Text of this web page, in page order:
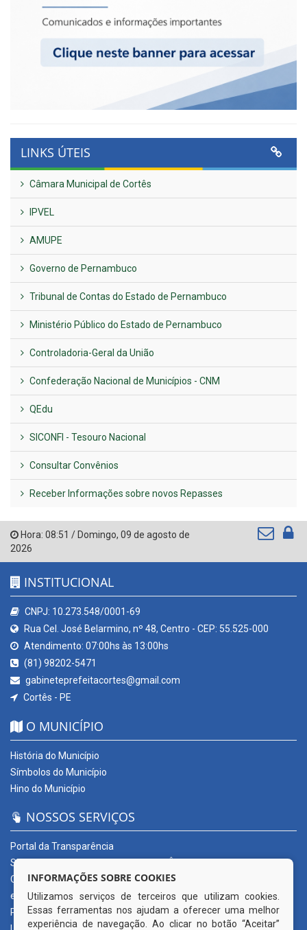
LINKS ÚTEIS
Câmara Municipal de Cortês
IPVEL
AMUPE
Governo de Pernambuco
Tribunal de Contas do Estado de Pernambuco
Ministério Público do Estado de Pernambuco
Controladoria-Geral da União
Confederação Nacional de Municípios - CNM
QEdu
SICONFI - Tesouro Nacional
Consultar Convênios
Receber Informações sobre novos Repasses
Hora: 08:51 / Domingo, 09 de agosto de
2026
INSTITUCIONAL
CNPJ: 10.273.548/0001-69
Rua Cel. José Belarmino, nº 48, Centro - CEP: 55.525-000
Atendimento: 07:00hs às 13:00hs
(81) 98202-5471
gabineteprefeitacortes@gmail.com
Cortês - PE
O MUNICÍPIO
História do Município
Símbolos do Município
Hino do Município
NOSSOS SERVIÇOS
Portal da Transparência
SERVIÇOS DIGITAIS: CONECTA CORTÊS
Ouvidoria Municipal
e-SIC
Processos de Licitação
INFORMAÇÕES SOBRE COOKIES
Utilizamos serviços de terceiros que utilizam cookies.
Essas ferramentas nos ajudam a oferecer uma melhor
experiência de navegação. Ao clicar no botão “Aceitar”